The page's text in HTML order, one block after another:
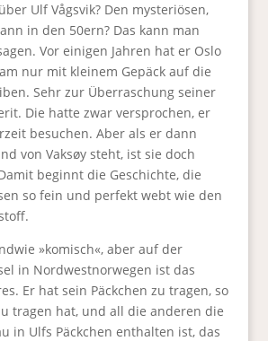
Ulf Vågsvik? Den mysteriösen,
in den 50ern? Das kann man
Vor einigen Jahren hat er Oslo
nur mit kleinem Gepäck auf die
Sehr zur Überraschung seiner
Die hatte zwar versprochen, er
besuchen. Aber als er dann
von Vaksøy steht, ist sie doch
beginnt die Geschichte, die
so fein und perfekt webt wie den
»komisch«, aber auf der
in Nordwestnorwegen ist das
Er hat sein Päckchen zu tragen, so
tragen hat, und all die anderen die
in Ulfs Päckchen enthalten ist, das